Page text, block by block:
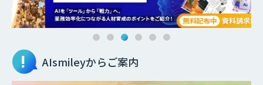
AIsmileyからご案内